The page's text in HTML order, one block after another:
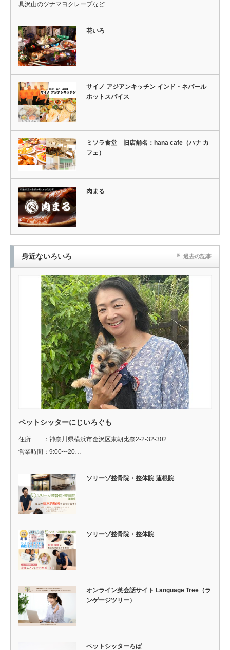
具沢山のツナマヨクレープなど…
花いろ
サイノ アジアンキッチン インド・ネパール
ホットスパイス
ミソラ食堂 旧店舗名：hana cafe（ハナ カ
フェ）
肉まる
身近ないろいろ 過去の記事
ペットシッターにじいろぐも
住所 ：神奈川県横浜市金沢区東朝比奈2-2-32-302
営業時間：9:00〜20…
ソリーゾ整骨院・整体院 蓮根院
ソリーゾ整骨院・整体院
オンライン英会話サイト Language Tree（ラ
ンゲージツリー）
ペットシッターろば